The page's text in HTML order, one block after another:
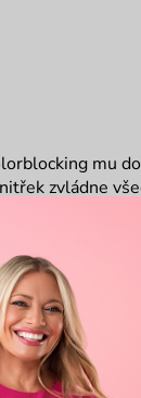
mu
zvládne
udrží
výbavy.